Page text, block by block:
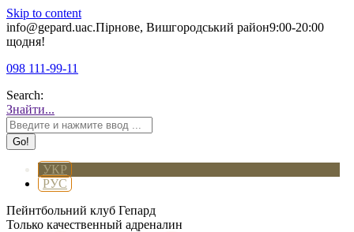
Skip to content
info@gepard.uaс.Пірнове, Вишгородський район9:00-20:00
щодня!
098 111-99-11
Search:
Знайти...
УКР
РУС
Пейнтбольний клуб Гепард
Только качественный адреналин